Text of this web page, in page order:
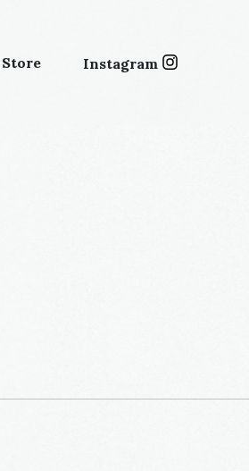
Instagram